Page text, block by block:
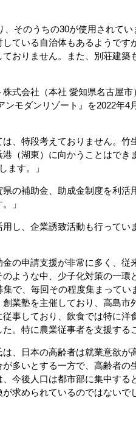
、そのうちの30が使用されて
ている自治体もあるようです
おりません。また、別荘建築
株式会社（本社 愛知県名古屋
モダンリゾート』を2022年4
は、特段考えておりません。
（湖東）に向かうことはでき
ます。」
県の補助金、助成金制度を利活
」
し、企業誘致活動も行ってい
金の申請支援が非常に多く、
ような中、少子化対策の一環
で、毎回その程度集まってい
業塾を主催しており、高島市
事しており、飲食では特に
。特に農業従事者を支援する
、日本の高齢者は就業意欲が
多いとする一方で、高齢者
今後人口は都市部に集中す
求められているのではないで